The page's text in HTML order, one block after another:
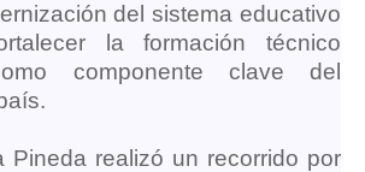
del sistema educativo
la formación técnico
componente clave del
Pineda realizó un recorrido por